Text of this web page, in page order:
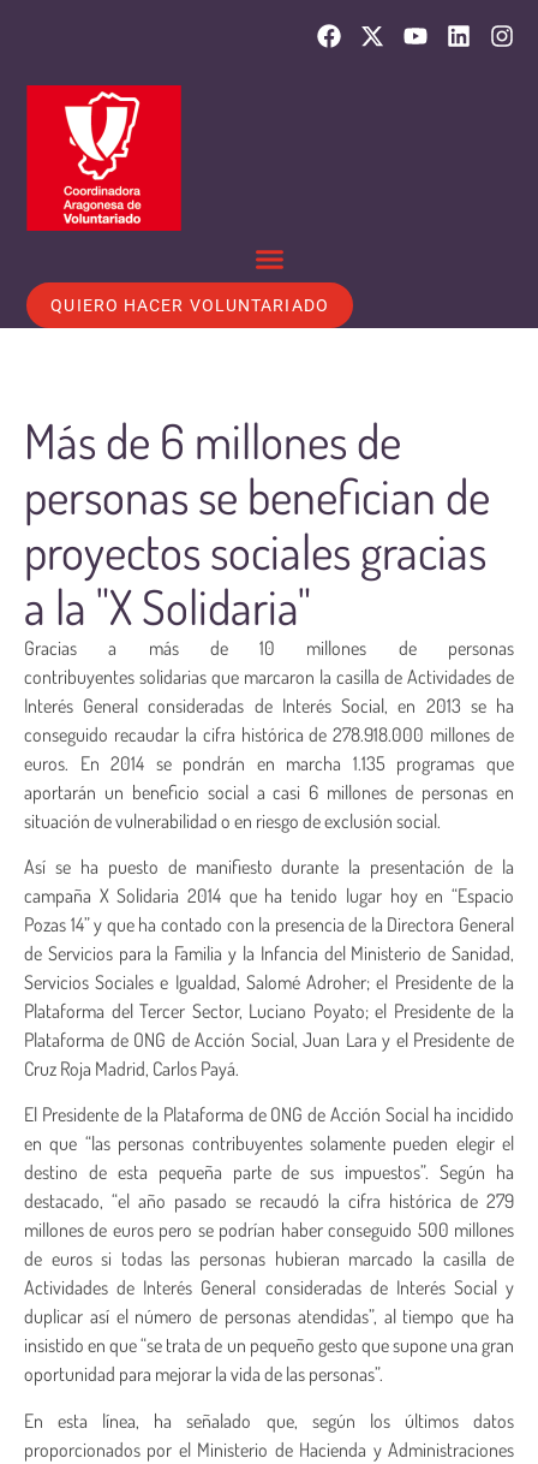
QUIERO HACER VOLUNTARIADO
Más de 6 millones de
personas se benefician de
proyectos sociales gracias
a la "X Solidaria"
Gracias a más de 10 millones de personas
contribuyentes solidarias que marcaron la casilla de Actividades de
Interés General consideradas de Interés Social, en 2013 se ha
conseguido recaudar la cifra histórica de 278.918.000 millones de
euros. En 2014 se pondrán en marcha 1.135 programas que
aportarán un beneficio social a casi 6 millones de personas en
situación de vulnerabilidad o en riesgo de exclusión social.
Así se ha puesto de manifiesto durante la presentación de la
campaña X Solidaria 2014 que ha tenido lugar hoy en “Espacio
Pozas 14” y que ha contado con la presencia de la Directora General
de Servicios para la Familia y la Infancia del Ministerio de Sanidad,
Servicios Sociales e Igualdad, Salomé Adroher; el Presidente de la
Plataforma del Tercer Sector, Luciano Poyato; el Presidente de la
Plataforma de ONG de Acción Social, Juan Lara y el Presidente de
Cruz Roja Madrid, Carlos Payá.
El Presidente de la Plataforma de ONG de Acción Social ha incidido
en que “las personas contribuyentes solamente pueden elegir el
destino de esta pequeña parte de sus impuestos”. Según ha
destacado, “el año pasado se recaudó la cifra histórica de 279
millones de euros pero se podrían haber conseguido 500 millones
de euros si todas las personas hubieran marcado la casilla de
Actividades de Interés General consideradas de Interés Social y
duplicar así el número de personas atendidas”, al tiempo que ha
insistido en que “se trata de un pequeño gesto que supone una gran
oportunidad para mejorar la vida de las personas”.
En esta línea, ha señalado que, según los últimos datos
proporcionados por el Ministerio de Hacienda y Administraciones